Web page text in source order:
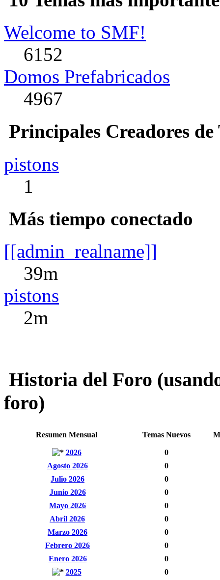
Welcome to SMF!
6152
Domos Prefabricados
4967
Principales Creadores de
pistons
1
Más tiempo conectado
[[admin_realname]]
39m
pistons
2m
Historia del Foro
foro)
Resumen Mensual Temas Nuevos
2026
0
Agosto 2026
0
Julio 2026
0
Junio 2026
0
Mayo 2026
0
Abril 2026
0
Marzo 2026
0
Febrero 2026
0
Enero 2026
0
2025
0